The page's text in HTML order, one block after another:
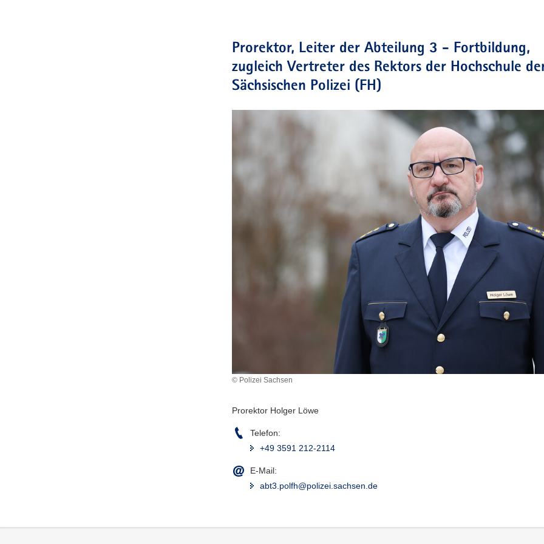
Prorektor, Leiter der Abteilung 3 - Fortbildung,
zugleich Vertreter des Rektors der Hochschule
Sächsischen Polizei (FH)
© Polizei Sachsen
Prorektor Holger Löwe
Telefon:
+49 3591 212-2114
E-Mail:
abt3.polfh@polizei.sachsen.de